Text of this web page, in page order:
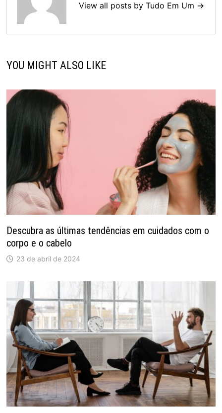
View all posts by Tudo Em Um →
YOU MIGHT ALSO LIKE
Descubra as últimas tendências em cuidados com o
corpo e o cabelo
23 de abril de 2024